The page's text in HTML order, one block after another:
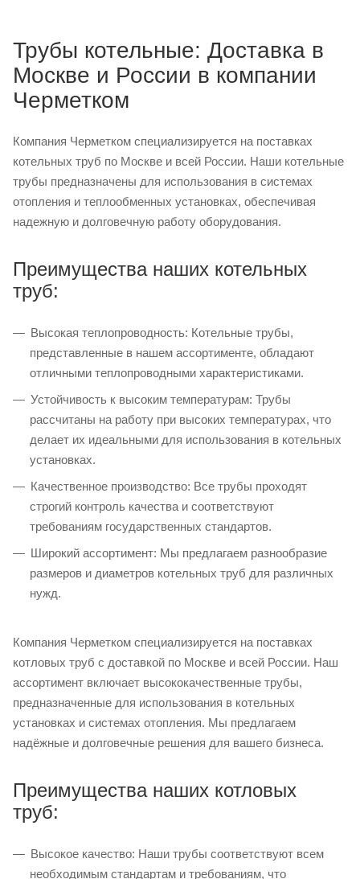
Трубы котельные: Доставка в
Москве и России в компании
Черметком
Компания Черметком специализируется на поставках
котельных труб по Москве и всей России. Наши котельные
трубы предназначены для использования в системах
отопления и теплообменных установках, обеспечивая
надежную и долговечную работу оборудования.
Преимущества наших котельных
труб:
Высокая теплопроводность: Котельные трубы,
представленные в нашем ассортименте, обладают
отличными теплопроводными характеристиками.
Устойчивость к высоким температурам: Трубы
рассчитаны на работу при высоких температурах, что
делает их идеальными для использования в котельных
установках.
Качественное производство: Все трубы проходят
строгий контроль качества и соответствуют
требованиям государственных стандартов.
Широкий ассортимент: Мы предлагаем разнообразие
размеров и диаметров котельных труб для различных
нужд.
Компания Черметком специализируется на поставках
котловых труб с доставкой по Москве и всей России. Наш
ассортимент включает высококачественные трубы,
предназначенные для использования в котельных
установках и системах отопления. Мы предлагаем
надёжные и долговечные решения для вашего бизнеса.
Преимущества наших котловых
труб:
Высокое качество: Наши трубы соответствуют всем
необходимым стандартам и требованиям, что